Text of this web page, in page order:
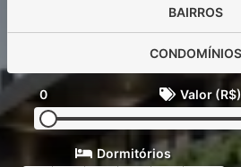
BAIRROS
CONDOMÍNIOS
0 Valor (R$)
Dormitórios